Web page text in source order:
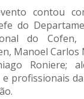
contou
do
do
Manoel Carlos
Roniere;
profissionais